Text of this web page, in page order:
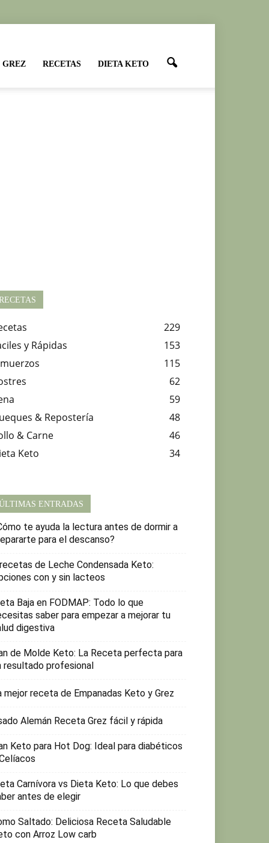
GREZ RECETAS DIETA KETO
229
y Rápidas
153
115
62
59
& Repostería
48
& Carne
46
Keto
34
ENTRADAS
te ayuda la lectura antes de dormir a
para el descanso?
de Leche Condensada Keto:
con y sin lacteos
Baja en FODMAP: Todo lo que
saber para empezar a mejorar tu
digestiva
de Molde Keto: La Receta perfecta para
resultado profesional
mejor receta de Empanadas Keto y Grez
Alemán Receta Grez fácil y rápida
Keto para Hot Dog: Ideal para diabéticos
Carnívora vs Dieta Keto: Lo que debes
antes de elegir
Saltado: Deliciosa Receta Saludable
con Arroz Low carb